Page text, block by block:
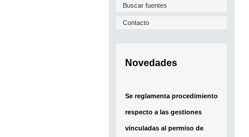
Buscar fuentes
Contacto
Novedades
Se reglamenta procedimiento
respecto a las gestiones
vinculadas al permiso de